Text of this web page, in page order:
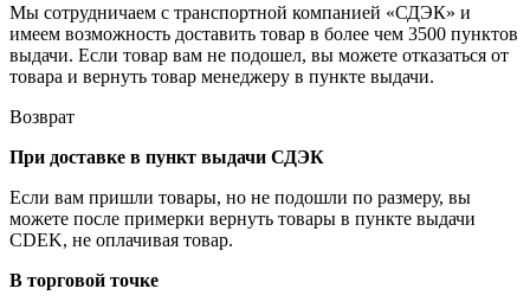
Мы сотрудничаем с транспортной компанией «СДЭК» и
имеем возможность доставить товар в более чем 3500 пунктов
выдачи. Если товар вам не подошел, вы можете отказаться от
товара и вернуть товар менеджеру в пункте выдачи.
Возврат
При доставке в пункт выдачи СДЭК
Если вам пришли товары, но не подошли по размеру, вы
можете после примерки вернуть товары в пункте выдачи
CDEK, не оплачивая товар.
В торговой точке